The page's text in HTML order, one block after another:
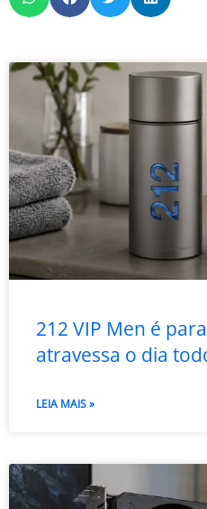
212 VIP Men é
atravessa o dia
LEIA MAIS »